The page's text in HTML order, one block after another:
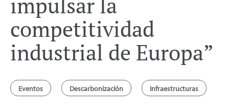
competitividad
industrial de Europa”
Eventos Descarbonización Infraestructuras